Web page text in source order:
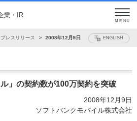
業・IR
MENU
プレスリリース 2008年12月9日 ENGLISH
ル」の契約数が100万契約を突破
2008年12月9日
ソフトバンクモバイル株式会社